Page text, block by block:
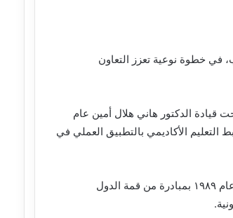
في خطوة نوعية تعزز التعاون
قيادة الدكتور هاني هلال أمين عام
التعليم الأكاديمي بالتطبيق العملي في
وتُعد جامعة سنجور الدولية الناطقة بالفرنسية للتنمية الأفريقية مؤسسة رائدة أُنشئت عام ١٩٨٩ بمبادرة من قمة الدول